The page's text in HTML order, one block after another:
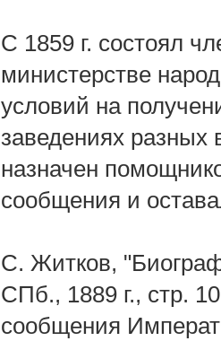
С 1859 г. состоял
министерстве
условий на
заведениях разных
назначен
сообщения и
С. Житков,
СПб., 1889 г., стр.
сообщения